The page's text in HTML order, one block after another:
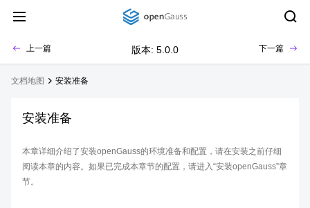
上一篇 版本: 5.0.0 下一篇
文档地图 安装准备
安装准备
本章详细介绍了安装openGauss的环境准备和配置，请在安装之前仔细
阅读本章的内容。如果已完成本章节的配置，请进入“安装openGauss”章
节。